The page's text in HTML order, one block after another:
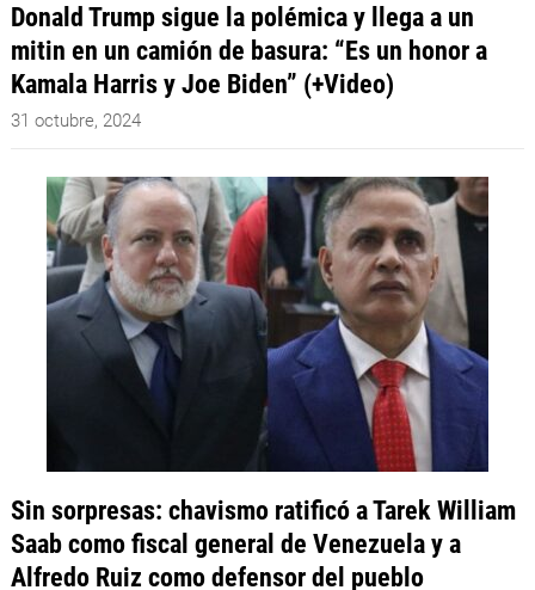
Donald Trump sigue la polémica y llega a un
mitin en un camión de basura: “Es un honor a
Kamala Harris y Joe Biden” (+Video)
31 octubre, 2024
Sin sorpresas: chavismo ratificó a Tarek William
Saab como fiscal general de Venezuela y a
Alfredo Ruiz como defensor del pueblo